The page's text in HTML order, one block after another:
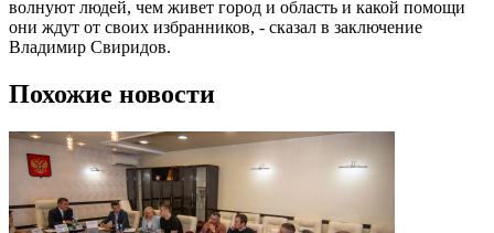
волнуют людей, чем живет город и область и какой помощи
они ждут от своих избранников, - сказал в заключение
Владимир Свиридов.
Похожие новости